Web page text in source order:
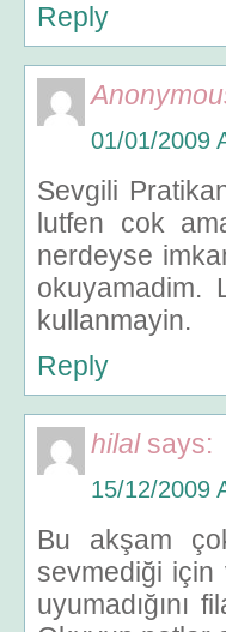
Reply
01/01/2009
Sevgili
lutfen cok
nerdeyse
okuyamadim.
kullanmayin.
Reply
hilal says:
15/12/2009
Bu akşam
sevmediği
uyumadığını